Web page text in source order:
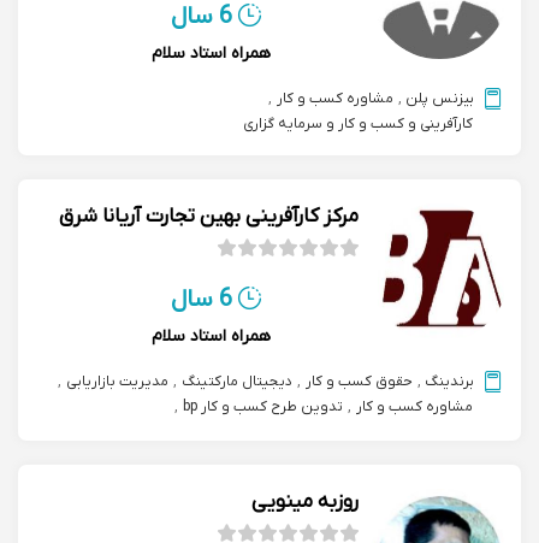
6 سال
همراه استاد سلام
بیزنس پلن , مشاوره کسب و کار ,
کارآفرینی و کسب و کار و سرمایه گزاری
مرکز کارآفرینی بهین تجارت آریانا شرق
6 سال
همراه استاد سلام
برندینگ , حقوق کسب و کار , دیجیتال مارکتینگ , مدیریت بازاریابی ,
مشاوره کسب و کار , تدوین طرح کسب و کار bp
,
روزبه مینویی